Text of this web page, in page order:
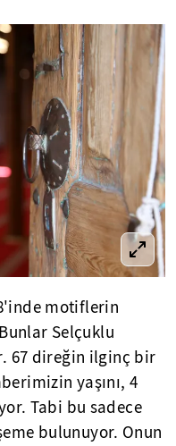
motiflerin
Selçuklu
67 direğin ilginç bir
yaşını, 4
Tabi bu sadece
bulunuyor. Onun